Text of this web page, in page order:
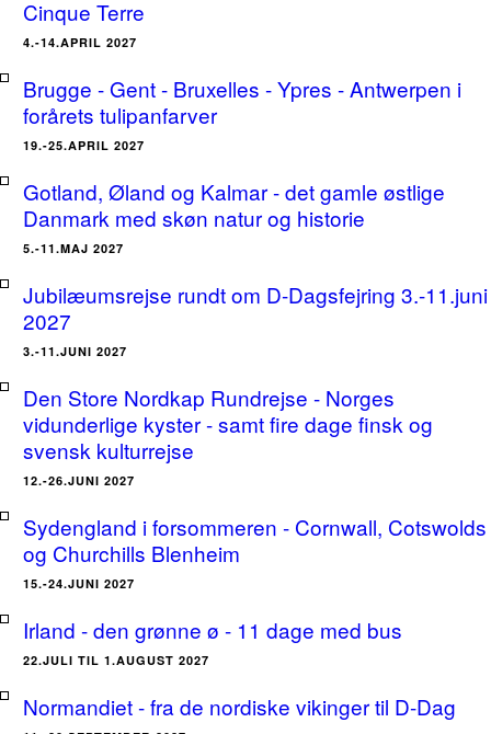
Cinque Terre
4.-14.APRIL 2027
Brugge - Gent - Bruxelles - Ypres - Antwerpen i
forårets tulipanfarver
19.-25.APRIL 2027
Gotland, Øland og Kalmar - det gamle østlige
Danmark med skøn natur og historie
5.-11.MAJ 2027
Jubilæumsrejse rundt om D-Dagsfejring 3.-11.juni
2027
3.-11.JUNI 2027
Den Store Nordkap Rundrejse - Norges
vidunderlige kyster - samt fire dage finsk og
svensk kulturrejse
12.-26.JUNI 2027
Sydengland i forsommeren - Cornwall, Cotswolds
og Churchills Blenheim
15.-24.JUNI 2027
Irland - den grønne ø - 11 dage med bus
22.JULI TIL 1.AUGUST 2027
Normandiet - fra de nordiske vikinger til D-Dag